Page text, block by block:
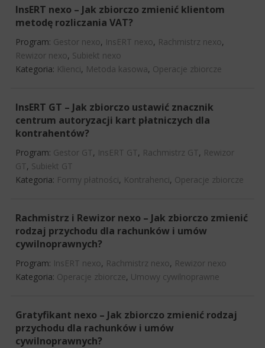
InsERT nexo – Jak zbiorczo zmienić klientom
metodę rozliczania VAT?
Program: Gestor nexo, InsERT nexo, Rachmistrz nexo,
Rewizor nexo, Subiekt nexo
Kategoria: Klienci, Metoda kasowa, Operacje zbiorcze
InsERT GT – Jak zbiorczo ustawić znacznik
centrum autoryzacji kart płatniczych dla
kontrahentów?
Program: Gestor GT, InsERT GT, Rachmistrz GT, Rewizor
GT, Subiekt GT
Kategoria: Formy płatności, Kontrahenci, Operacje zbiorcze
Rachmistrz i Rewizor nexo – Jak zbiorczo zmienić
rodzaj przychodu dla rachunków i umów
cywilnoprawnych?
Program: InsERT nexo, Rachmistrz nexo, Rewizor nexo
Kategoria: Operacje zbiorcze, Umowy cywilnoprawne
Gratyfikant nexo – Jak zbiorczo zmienić rodzaj
przychodu dla rachunków i umów
cywilnoprawnych?